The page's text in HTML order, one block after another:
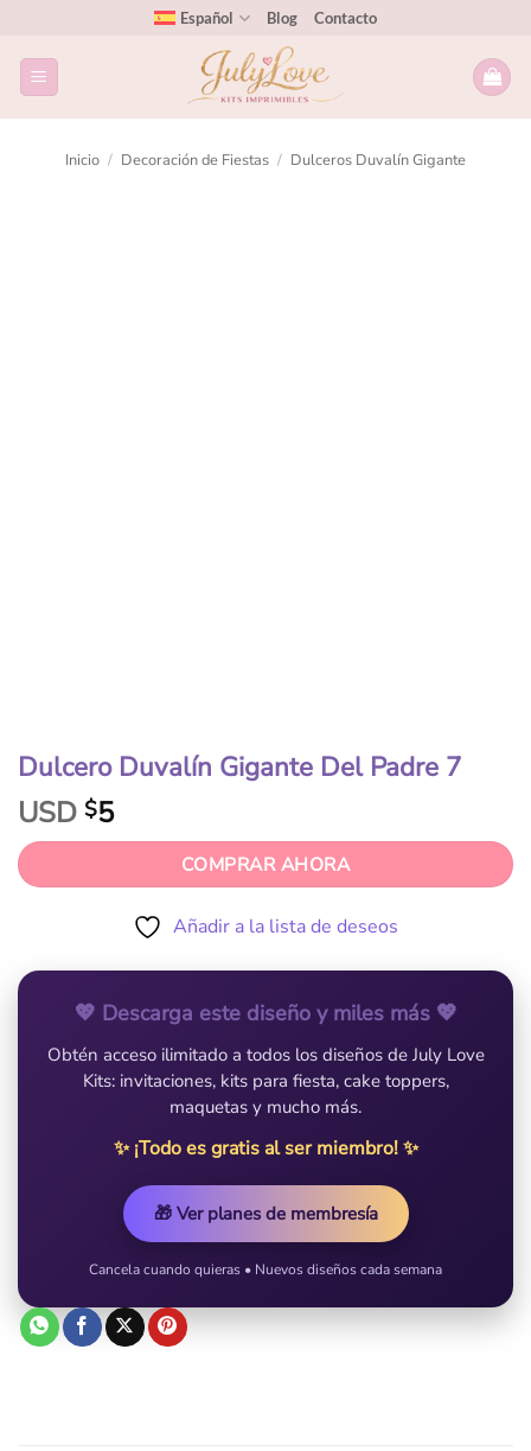
Español Blog Contacto
Inicio / Decoración de Fiestas / Dulceros Duvalín Gigante
Dulcero Duvalín Gigante Del Padre 7
USD $5
COMPRAR AHORA
Añadir a la lista de deseos
💖 Descarga este diseño y miles más 💖
Obtén acceso ilimitado a todos los diseños de July Love
Kits: invitaciones, kits para fiesta, cake toppers,
maquetas y mucho más.
✨ ¡Todo es gratis al ser miembro! ✨
🎁 Ver planes de membresía
Cancela cuando quieras • Nuevos diseños cada semana